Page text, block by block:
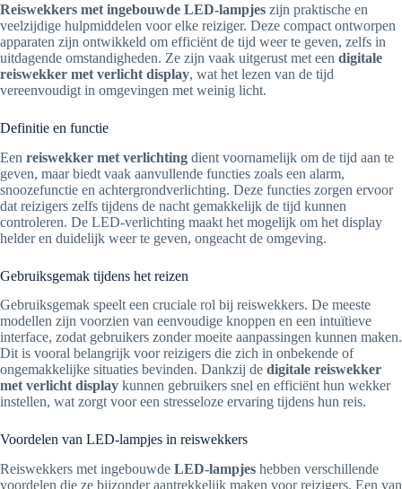
Reiswekkers met ingebouwde LED-lampjes zijn praktische en
veelzijdige hulpmiddelen voor elke reiziger. Deze compact ontworpen
apparaten zijn ontwikkeld om efficiënt de tijd weer te geven, zelfs in
uitdagende omstandigheden. Ze zijn vaak uitgerust met een digitale
reiswekker met verlicht display, wat het lezen van de tijd
vereenvoudigt in omgevingen met weinig licht.
Definitie en functie
Een reiswekker met verlichting dient voornamelijk om de tijd aan te
geven, maar biedt vaak aanvullende functies zoals een alarm,
snoozefunctie en achtergrondverlichting. Deze functies zorgen ervoor
dat reizigers zelfs tijdens de nacht gemakkelijk de tijd kunnen
controleren. De LED-verlichting maakt het mogelijk om het display
helder en duidelijk weer te geven, ongeacht de omgeving.
Gebruiksgemak tijdens het reizen
Gebruiksgemak speelt een cruciale rol bij reiswekkers. De meeste
modellen zijn voorzien van eenvoudige knoppen en een intuïtieve
interface, zodat gebruikers zonder moeite aanpassingen kunnen maken.
Dit is vooral belangrijk voor reizigers die zich in onbekende of
ongemakkelijke situaties bevinden. Dankzij de digitale reiswekker
met verlicht display kunnen gebruikers snel en efficiënt hun wekker
instellen, wat zorgt voor een stresseloze ervaring tijdens hun reis.
Voordelen van LED-lampjes in reiswekkers
Reiswekkers met ingebouwde LED-lampjes hebben verschillende
voordelen die ze bijzonder aantrekkelijk maken voor reizigers. Een van